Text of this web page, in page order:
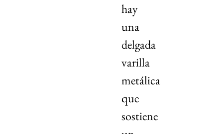
hay
una
delgada
varilla
metálica
que
sostiene